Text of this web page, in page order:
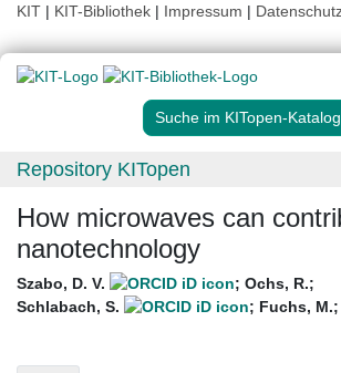
KIT | KIT-Bibliothek | Impressum |
Suche im KITopen-Katalog
Repository KITopen
How microwaves can
nanotechnology
Szabo, D. V. ; Ochs, R.;
Schlabach, S.
; Fuchs, M.;